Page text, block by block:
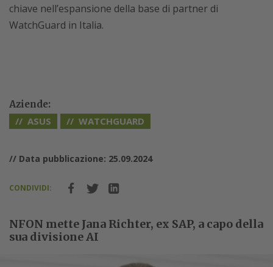
chiave nell’espansione della base di partner di
WatchGuard in Italia.
Aziende:
ASUS WATCHGUARD
// Data pubblicazione: 25.09.2024
CONDIVIDI:
NFON mette Jana Richter, ex SAP, a capo della
sua divisione AI